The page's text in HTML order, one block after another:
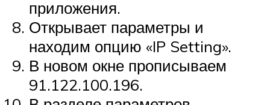
приложения.
Открывает параметры и
находим опцию «IP Setting».
В новом окне прописываем
91.122.100.196.